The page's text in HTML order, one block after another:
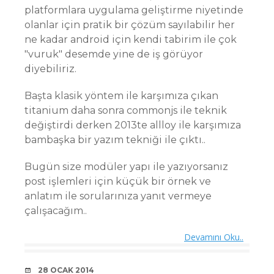
platformlara uygulama geliştirme niyetinde
olanlar için pratik bir çözüm sayılabilir her
ne kadar android için kendi tabirim ile çok
"vuruk" desemde yine de iş görüyor
diyebiliriz.
Başta klasik yöntem ile karşımıza çıkan
titanium daha sonra commonjs ile teknik
değiştirdi derken 2013te allloy ile karşımıza
bambaşka bir yazım tekniği ile çıktı..
Bugün size modüler yapı ile yazıyorsanız
post işlemleri için küçük bir örnek ve
anlatım ile sorularınıza yanıt vermeye
çalışacağım..
Devamını Oku..
DATE
28 OCAK 2014